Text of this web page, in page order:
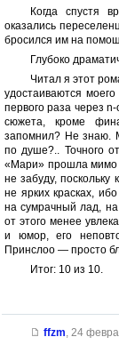
Когда спустя
оказались
бросился им на
Глубоко
Читал я этот
удостаиваются
первого раза через
сюжета, кроме
запомнил? Не знаю.
по душе?.. Точного
«Мари» прошла мимо
не забуду,
не ярких красках,
на сумрачный лад,
от этого менее
и юмор, его
Принслоо — просто
Итог: 10 из 10.
ffzm, 24